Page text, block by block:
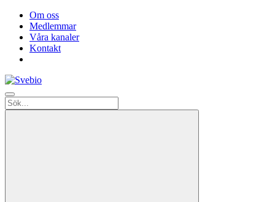
Om oss
Medlemmar
Våra kanaler
Kontakt